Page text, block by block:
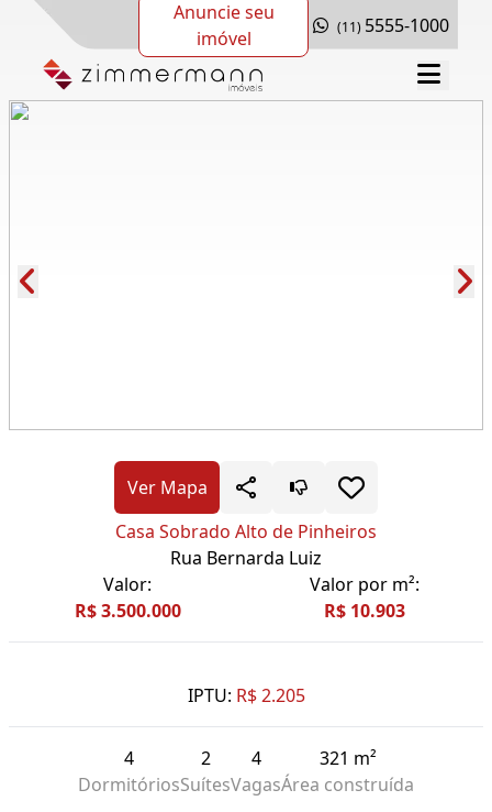
Anuncie seu
imóvel
(11) 5555-1000
Ver Mapa
Casa Sobrado Alto de Pinheiros
Rua Bernarda Luiz
Valor:
R$ 3.500.000
Valor por m²:
R$ 10.903
IPTU: R$ 2.205
4
Dormitórios
2
Suítes
4
Vagas
321 m²
Área construída